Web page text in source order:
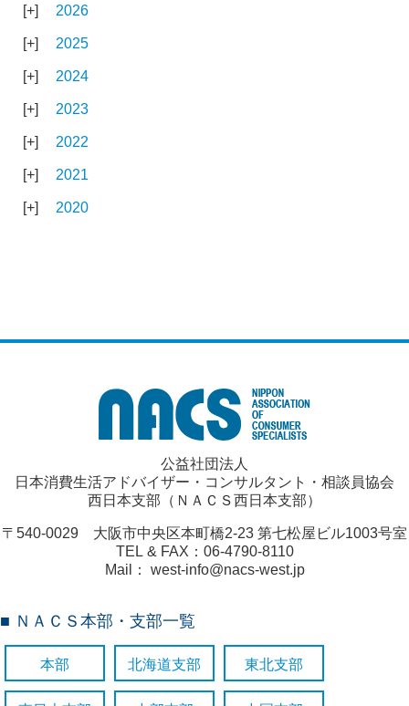
2026
2025
2024
2023
2022
2021
2020
公益社団法人
日本消費生活アドバイザー・コンサルタント・相談員協会
西日本支部（ＮＡＣＳ西日本支部）
〒540-0029 大阪市中央区本町橋2-23 第七松屋ビル1003号室
TEL & FAX：06-4790-8110
Mail： west-info@nacs-west.jp
■ ＮＡＣＳ本部・支部一覧
本部 北海道支部 東北支部